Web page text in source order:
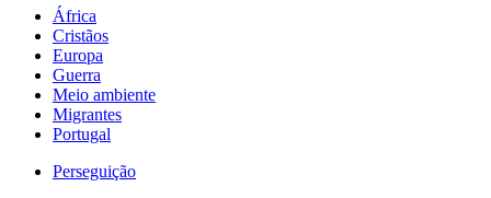
África
Cristãos
Europa
Guerra
Meio ambiente
Migrantes
Portugal
Perseguição